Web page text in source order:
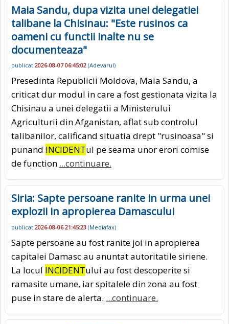
Maia Sandu, dupa vizita unei delegatiei
talibane la Chisinau: "Este rusinos ca
oameni cu functii inalte nu se
documenteaza"
publicat 2026-08-07 06:45:02 (Adevarul)
Presedinta Republicii Moldova, Maia Sandu, a
criticat dur modul in care a fost gestionata vizita la
Chisinau a unei delegatii a Ministerului
Agriculturii din Afganistan, aflat sub controlul
talibanilor, calificand situatia drept "rusinoasa" si
punand INCIDENTul pe seama unor erori comise
de function ...continuare.
Siria: Sapte persoane ranite in urma unei
explozii in apropierea Damascului
publicat 2026-08-06 21:45:23 (Mediafax)
Sapte persoane au fost ranite joi in apropierea
capitalei Damasc au anuntat autoritatile siriene.
La locul INCIDENTului au fost descoperite si
ramasite umane, iar spitalele din zona au fost
puse in stare de alerta. ...continuare.